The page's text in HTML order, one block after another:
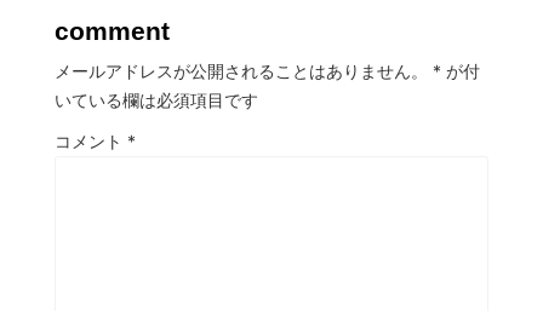
comment
メールアドレスが公開されることはありません。 * が付
いている欄は必須項目です
コメント *